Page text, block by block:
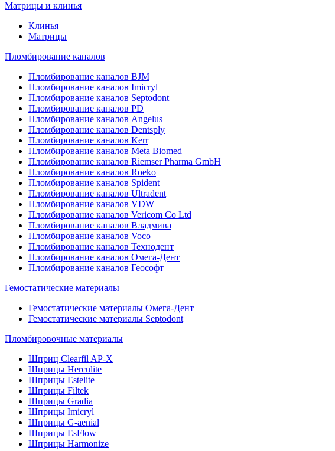
Матрицы и клинья
Клинья
Матрицы
Пломбирование каналов
Пломбирование каналов BJM
Пломбирование каналов Imicryl
Пломбирование каналов Septodont
Пломбирование каналов PD
Пломбирование каналов Angelus
Пломбирование каналов Dentsply
Пломбирование каналов Kerr
Пломбирование каналов Meta Biomed
Пломбирование каналов Riemser Pharma GmbH
Пломбирование каналов Roeko
Пломбирование каналов Spident
Пломбирование каналов Ultradent
Пломбирование каналов VDW
Пломбирование каналов Vericom Co Ltd
Пломбирование каналов Владмива
Пломбирование каналов Voco
Пломбирование каналов Технодент
Пломбирование каналов Омега-Дент
Пломбирование каналов Геософт
Гемостатические материалы
Гемостатические материалы Омега-Дент
Гемостатические материалы Septodont
Пломбировочные материалы
Шприц Clearfil AP-X
Шприцы Herculite
Шприцы Estelite
Шприцы Filtek
Шприцы Gradia
Шприцы Imicryl
Шприцы G-aenial
Шприцы EsFlow
Шприцы Harmonize